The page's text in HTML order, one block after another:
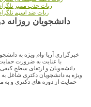
ربات جذب ممبر
ربات ضد اسپم
دانشجويان
خبرگزاری آریا-وام ویژه به
با عنایت به ضرورت
دانشجویان و ارتقای سطح کیفی
ویژه به دانشجویان دکتری شاغل
حمایت از دوره های دکتری و